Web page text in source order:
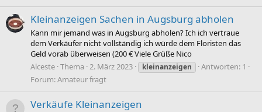
Kleinanzeigen Sachen in Augsburg abholen
Kann mir jemand was in Augsburg abholen? Ich ich vertraue
dem Verkäufer nicht vollständig ich würde dem Floristen das
Geld vorab überweisen (200 € Viele Grüße Nico
Alceste Thema 2. März 2023 kleinanzeigen
Antworten: 1
Forum:Amateur fragt
Verkäufe Kleinanzeigen